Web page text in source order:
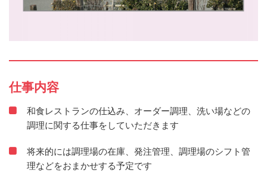
仕事内容
和食レストランの仕込み、オーダー調理、洗い場などの
調理に関する仕事をしていただきます
将来的には調理場の在庫、発注管理、調理場のシフト管
理などをおまかせする予定です